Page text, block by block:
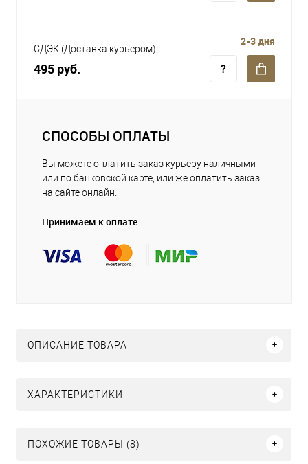
СДЭК (Доставка курьером)
495 руб.
2-3 дня
СПОСОБЫ ОПЛАТЫ
Вы можете оплатить заказ курьеру наличными
или по банковской карте, или же оплатить заказ
на сайте онлайн.
Принимаем к оплате
ОПИСАНИЕ ТОВАРА
ХАРАКТЕРИСТИКИ
ПОХОЖИЕ ТОВАРЫ (8)